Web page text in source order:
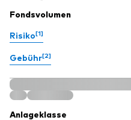
Fondsvolumen
Risiko[1]
Gebühr[2]
Anlageklasse